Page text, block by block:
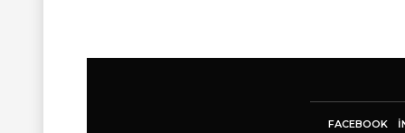
FACEBOOK